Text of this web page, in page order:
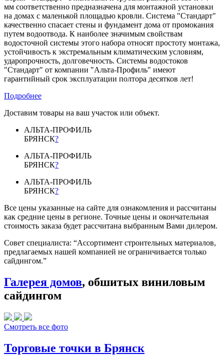
мм соответственно предназначена для монтажной установки
на домах с маленькой площадью кровли. Система "Стандарт"
качественно спасает стены и фундамент дома от промокания
путем водоотвода. К наиболее значимым свойствам
водосточной системы этого набора относят простоту монтажа,
устойчивость к экстремальным климатическим условиям,
ударопрочность, долговечность. Системы водостоков
"Стандарт" от компании "Альта-Профиль" имеют
гарантийный срок эксплуатации полтора десятков лет!
Подробнее
Доставим товары на ваш участок или объект.
АЛЬТА-ПРОФИЛЬ
БРЯНСК?
АЛЬТА-ПРОФИЛЬ
БРЯНСК?
АЛЬТА-ПРОФИЛЬ
БРЯНСК?
Все цены указанные на сайте для ознакомления и рассчитаны
как средние цены в регионе. Точные цены и окончательная
стоимость заказа будет рассчитана выбранным Вами дилером.
Совет специалиста: “Ассортимент строительных материалов,
предлагаемых нашей компанией не ограничивается только
сайдингом.”
Галерея домов, обшитых виниловым
сайдингом
Смотреть все фото
Торговые точки в Брянск